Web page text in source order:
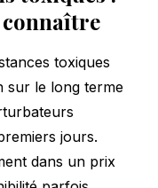
connaître
toxiques
sur le long terme
jours.
dans un prix